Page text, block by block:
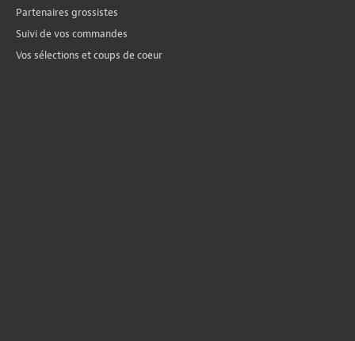
Partenaires grossistes
Suivi de vos commandes
Vos sélections et coups de coeur